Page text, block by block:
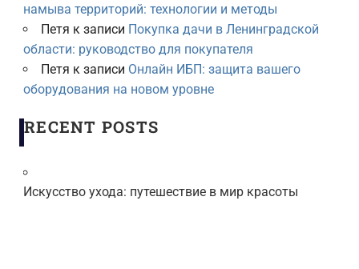
намыва территорий: технологии и методы
Петя к записи Покупка дачи в Ленинградской
области: руководство для покупателя
Петя к записи Онлайн ИБП: защита вашего
оборудования на новом уровне
RECENT POSTS
Искусство ухода: путешествие в мир красоты